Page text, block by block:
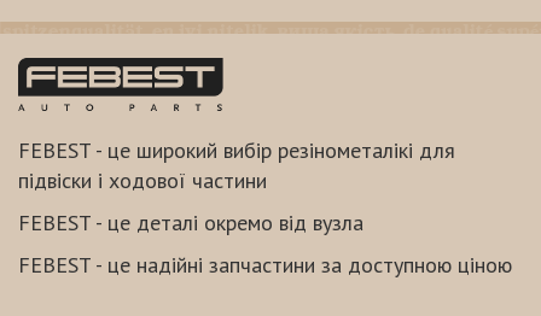
FEBEST - це широкий вибір резінометалікі для
підвіски і ходової частини
FEBEST - це деталі окремо від вузла
FEBEST - це надійні запчастини за доступною ціною